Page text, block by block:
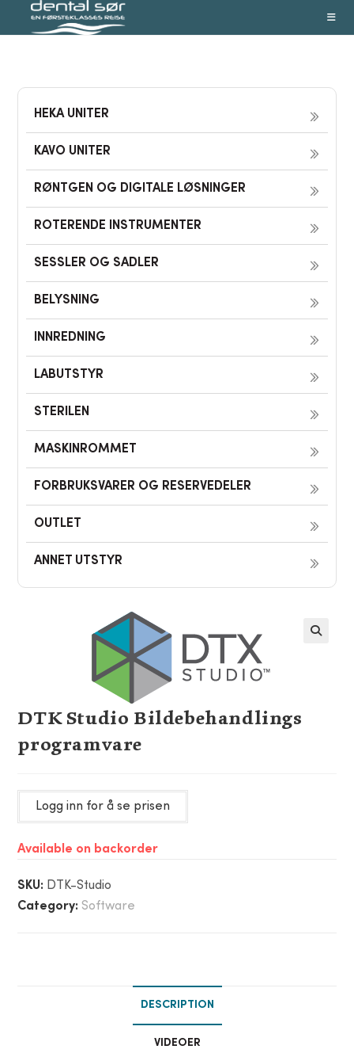
HEKA UNITER
KAVO UNITER
RØNTGEN OG DIGITALE LØSNINGER
ROTERENDE INSTRUMENTER
SESSLER OG SADLER
BELYSNING
INNREDNING
LABUTSTYR
STERILEN
MASKINROMMET
FORBRUKSVARER OG RESERVEDELER
OUTLET
ANNET UTSTYR
DTK Studio Bildebehandlings
programvare
Logg inn for å se prisen
Available on backorder
SKU: DTK-Studio
Category: Software
DESCRIPTION
VIDEOER